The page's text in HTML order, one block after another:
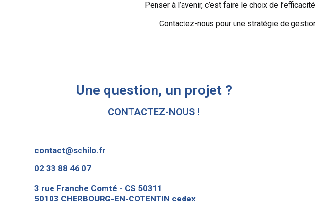
Penser à l’avenir, c’est faire le choix de
Contactez-nous pour une stratégie de
Une question, un projet ?
CONTACTEZ-NOUS !
contact@schilo.fr
02 33 88 46 07
3 rue Franche Comté - CS 50311
50103 CHERBOURG-EN-COTENTIN cedex